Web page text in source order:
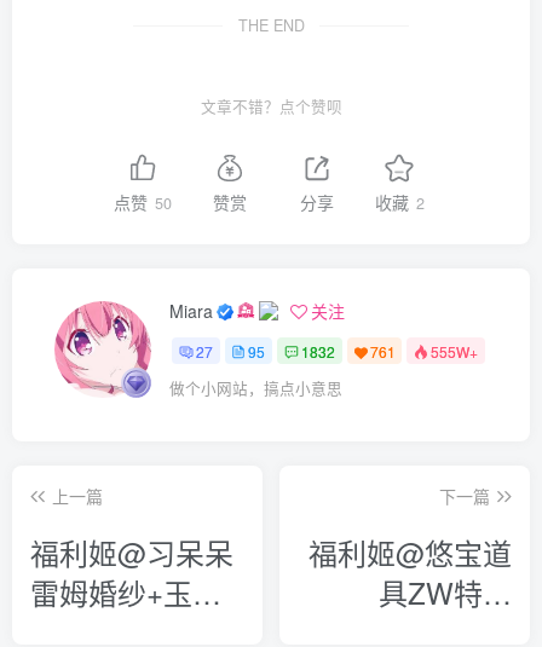
THE END
文章不错？点个赞呗
点赞 50 赞赏 分享 收藏 2
Miara 关注
27 95 1832 761 555W+
做个小网站，搞点小意思
上一篇
福利姬@习呆呆
雷姆婚纱+玉藻
下一篇
福利姬@悠宝道
具ZW特写